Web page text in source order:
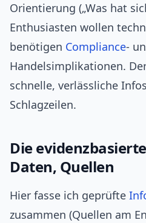
Orientierung („Was hat
Enthusiasten wollen
benötigen Compliance‑
Handelsimplikationen.
schnelle, verlässliche
Schlagzeilen.
Die
Daten, Quellen
Hier fasse ich geprüfte
zusammen (Quellen am